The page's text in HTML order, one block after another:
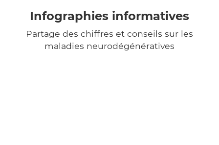
Infographies informatives
Partage des chiffres et conseils sur les
maladies neurodégénératives